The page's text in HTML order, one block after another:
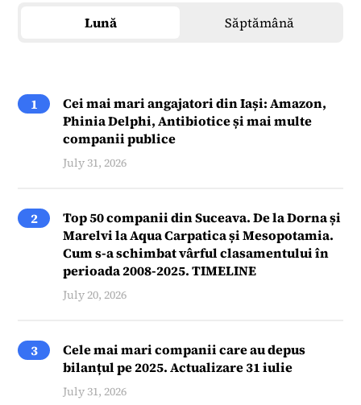
Lună Săptămână
1
Cei mai mari angajatori din Iași: Amazon,
Phinia Delphi, Antibiotice și mai multe
companii publice
July 31, 2026
2
Top 50 companii din Suceava. De la Dorna și
Marelvi la Aqua Carpatica și Mesopotamia.
Cum s-a schimbat vârful clasamentului în
perioada 2008-2025. TIMELINE
July 20, 2026
3
Cele mai mari companii care au depus
bilanțul pe 2025. Actualizare 31 iulie
July 31, 2026